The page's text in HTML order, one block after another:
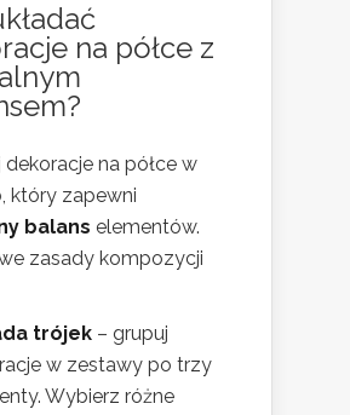
na półce z
dekoracje na półce w
który zapewni
balans elementów.
zasady kompozycji
trójek – grupuj
w zestawy po trzy
Wybierz różne